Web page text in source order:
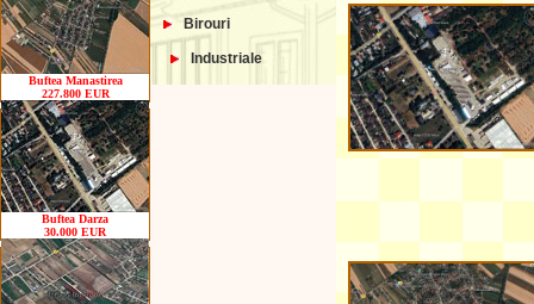
Buftea Manastirea
227.800 EUR
Buftea Darza
30.000 EUR
Birouri
Industriale